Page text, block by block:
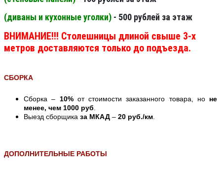
(диваны и кухонные уголки) - 500 рублей за этаж
ВНИМАНИЕ!!! Столешницы длиной свыше 3-х
метров доставляются только до подъезда.
СБОРКА
Сборка – 10%от стоимости заказанного товара, но не
менее, чем 1000 руб
Выезд сборщика за МКАД – 20 руб./км
ДОПОЛНИТЕЛЬНЫЕ РАБОТЫ